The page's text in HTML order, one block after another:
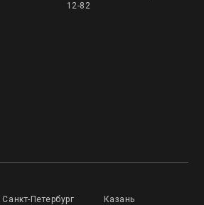
12-82
Санкт-Петербург Казань